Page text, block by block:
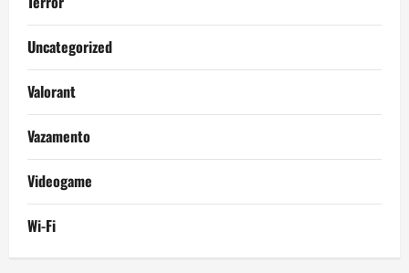
Uncategorized
Valorant
Vazamento
Videogame
Wi-Fi